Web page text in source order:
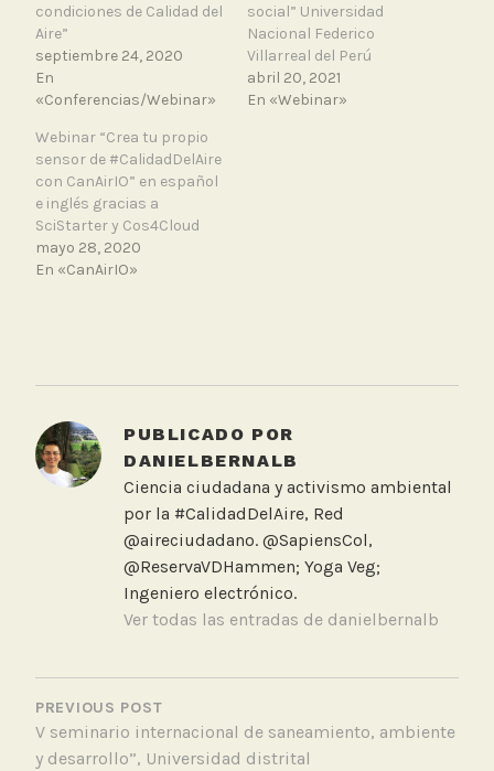
condiciones de Calidad del
Aire”
septiembre 24, 2020
En
«Conferencias/Webinar»
social” Universidad
Nacional Federico
Villarreal del Perú
abril 20, 2021
En «Webinar»
Webinar “Crea tu propio
sensor de #CalidadDelAire
con CanAirIO” en español
e inglés gracias a
SciStarter y Cos4Cloud
mayo 28, 2020
En «CanAirIO»
e
d
u
s
PUBLICADO POR
DANIELBERNALB
Ciencia ciudadana y activismo ambiental
por la #CalidadDelAire, Red
@aireciudadano. @SapiensCol,
@ReservaVDHammen; Yoga Veg;
Ingeniero electrónico.
Ver todas las entradas de danielbernalb
NAVEGACIÓN
DE
ENTRADAS
PREVIOUS POST
V seminario internacional de saneamiento, ambiente
y desarrollo”, Universidad distrital